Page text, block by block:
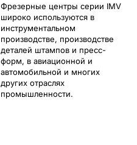
Фрезерные центры серии IMV
широко используются в
инструментальном
производстве, производстве
деталей штампов и пресс-
форм, в авиационной и
автомобильной и многих
других отраслях
промышленности.